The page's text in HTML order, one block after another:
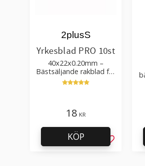
Yrkesblad PRO 10st
40x22x0.20mm –
Bästsäljande rakblad för
att skära tapet, tyg, filt,
hobby bruk
2plusS
18 KR
Lägg till
KÖP